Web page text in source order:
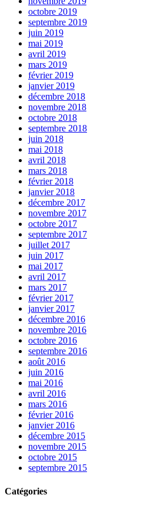
octobre 2019
septembre 2019
juin 2019
mai 2019
avril 2019
mars 2019
février 2019
janvier 2019
décembre 2018
novembre 2018
octobre 2018
septembre 2018
juin 2018
mai 2018
avril 2018
mars 2018
février 2018
janvier 2018
décembre 2017
novembre 2017
octobre 2017
septembre 2017
juillet 2017
juin 2017
mai 2017
avril 2017
mars 2017
février 2017
janvier 2017
décembre 2016
novembre 2016
octobre 2016
septembre 2016
août 2016
juin 2016
mai 2016
avril 2016
mars 2016
février 2016
janvier 2016
décembre 2015
novembre 2015
octobre 2015
septembre 2015
Catégories